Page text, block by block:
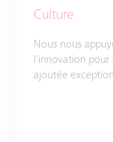
Culture
Nous nous
l'innovation
ajoutée